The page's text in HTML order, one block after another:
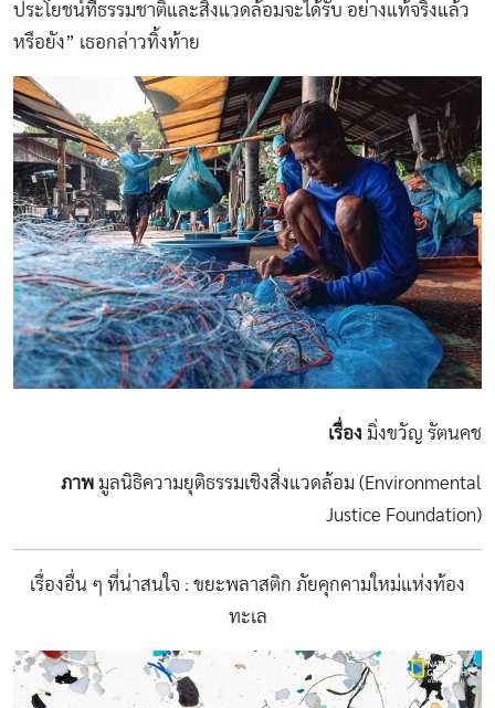
ประโยชน์ที่ธรรมชาติและสิ่งแวดล้อมจะได้รับ อย่างแท้จริงแล้ว
หรือยัง” เธอกล่าวทิ้งท้าย
เรื่อง มิ่งขวัญ รัตนคช
ภาพ มูลนิธิความยุติธรรมเชิงสิ่งแวดล้อม (Environmental
Justice Foundation)
เรื่องอื่น ๆ ที่น่าสนใจ : ขยะพลาสติก ภัยคุกคามใหม่แห่งท้อง
ทะเล